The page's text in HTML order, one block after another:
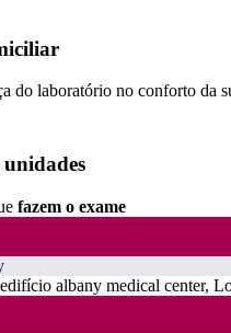
do laboratório no conforto da
fazem o exame
albany medical center,